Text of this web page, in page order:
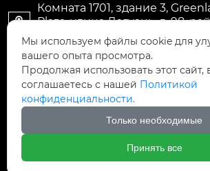

Комната 1701, здание 3,
Plaza, улица Дагуань, д. 98,
Ханчжоу, провинция
 machine@royal-packing.com
 +86-571-85829052
 +8613325819288
Мы используем файлы cookie для
вашего опыта просмотра.
Продолжая использовать этот сайт,
соглашаетесь с нашей Политикой
конфиденциальности.
Только необходимые
Принять все